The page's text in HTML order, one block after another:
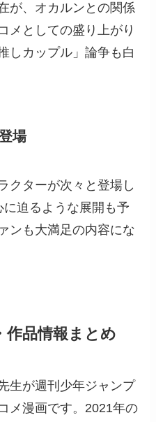
が、オカルンとの関係
メとしての盛り上がり
しカップル」論争も白
場
クターが次々と登場し
迫るような展開も予
ンも大満足の内容にな
作品情報まとめ
生が週刊少年ジャンプ
メ漫画です。2021年の